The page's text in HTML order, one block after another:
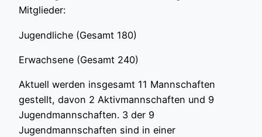
Mitglieder:
Jugendliche (Gesamt 180)
Erwachsene (Gesamt 240)
Aktuell werden insgesamt 11 Mannschaften
gestellt, davon 2 Aktivmannschaften und 9
Jugendmannschaften. 3 der 9
Jugendmannschaften sind in einer